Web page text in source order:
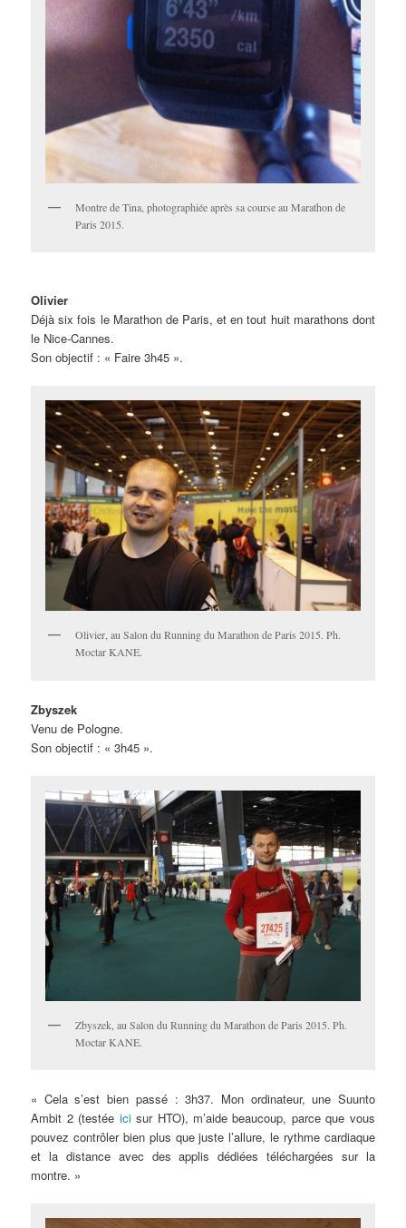
Montre de Tina, photographiée après sa course au Marathon de
Paris 2015.
Olivier
Déjà six fois le Marathon de Paris, et en tout huit marathons dont
le Nice-Cannes.
Son objectif : « Faire 3h45 ».
Olivier, au Salon du Running du Marathon de Paris 2015. Ph.
Moctar KANE.
Zbyszek
Venu de Pologne.
Son objectif : « 3h45 ».
Zbyszek, au Salon du Running du Marathon de Paris 2015. Ph.
Moctar KANE.
« Cela s’est bien passé : 3h37. Mon ordinateur, une Suunto
Ambit 2 (testée icisur HTO), m’aide beaucoup, parce que vous
pouvez contrôler bien plus que juste l’allure, le rythme cardiaque
et la distance avec des applis dédiées téléchargées sur la
montre. »